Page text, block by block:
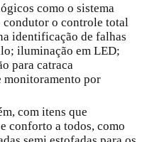
como o sistema
o controle total
identificação de falhas
iluminação em LED;
para catraca
monitoramento por
com itens que
conforto a todos, como